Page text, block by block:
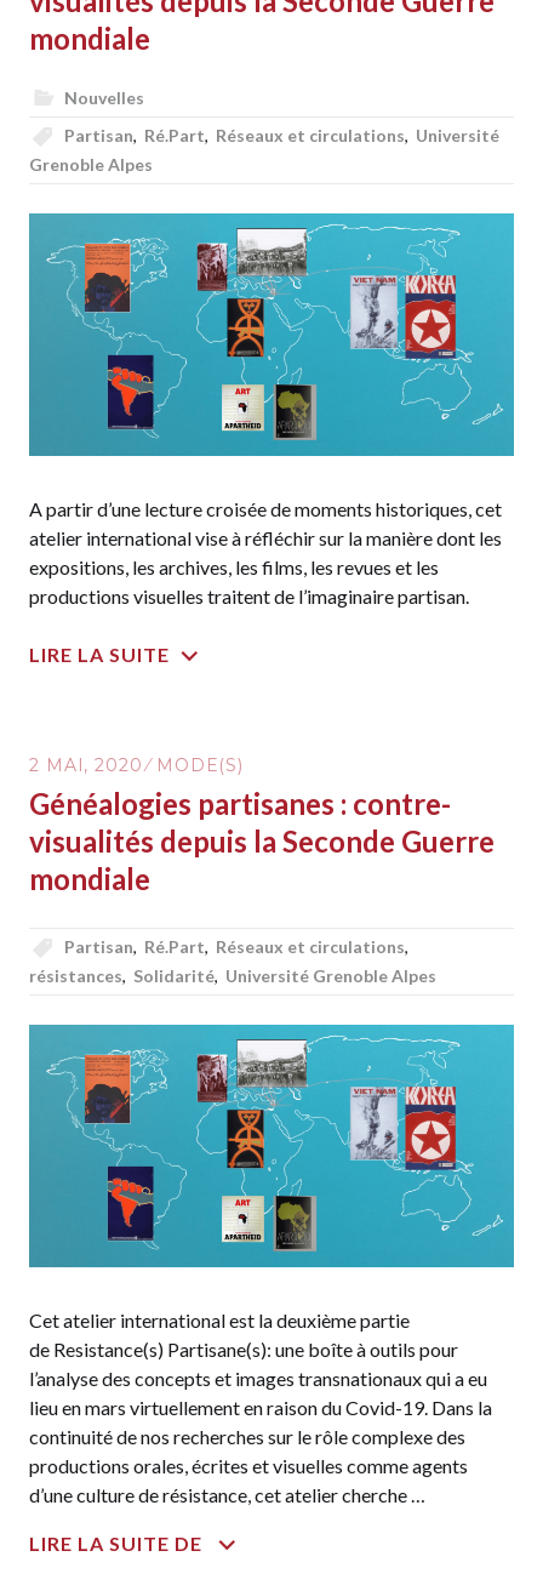
mondiale
Nouvelles
Partisan, Ré.Part, Réseaux et circulations, Université
Grenoble Alpes
A partir d’une lecture croisée de moments historiques, cet
atelier international vise à réfléchir sur la manière dont les
expositions, les archives, les films, les revues et les
productions visuelles traitent de l’imaginaire partisan.
LIRE LA SUITE
2 MAI, 2020 MODE(S)
Généalogies partisanes : contre-
visualités depuis la Seconde Guerre
mondiale
Partisan, Ré.Part, Réseaux et circulations,
résistances, Solidarité, Université Grenoble Alpes
Cet atelier international est la deuxième partie
de Resistance(s) Partisane(s): une boîte à outils pour
l’analyse des concepts et images transnationaux qui a eu
lieu en mars virtuellement en raison du Covid-19. Dans la
continuité de nos recherches sur le rôle complexe des
productions orales, écrites et visuelles comme agents
d’une culture de résistance, cet atelier cherche …
LIRE LA SUITE DE
GÉNÉALOGIES